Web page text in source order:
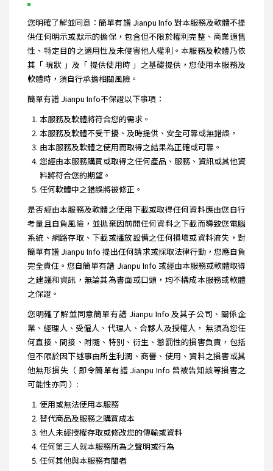
您明確了解並同意：簡單有譜 Jianpu Info 對本服務及軟體不提
供任何明示或默示的擔保，包含但不限於權利完整、商業適售
性、特定目的之適用性及未侵害他人權利。本服務及軟體乃依
其「 現狀 」及「 提供使用時 」之基礎提供，您使用本服務及
軟體時，須自行承擔相關風險。
簡單有譜 Jianpu Info不保證以下事項：
本服務及軟體將符合您的需求。
本服務及軟體不受干擾、及時提供、安全可靠或無錯誤，
由本服務及軟體之使用而取得之結果為正確或可靠。
您經由本服務購買或取得之任何產品、服務、資訊或其他資
料將符合您的期望。
任何軟體中之錯誤將被修正。
是否經由本服務及軟體之使用下載或取得任何資料應由您自行
考量且自負風險，並拋棄因前開任何資料之下載而導致您電腦
系統、網路存取、下載或播放設備之任何損壞或資料流失，對
簡單有譜 Jianpu Info 提出任何請求或採取法律行動，您應自負
完全責任。您自簡單有譜 Jianpu Info 或經由本服務或軟體取得
之建議和資訊，無論其為書面或口頭，均不構成本服務或軟體
之保證。
您明確了解並同意簡單有譜 Jianpu Info 及其子公司、關係企
業、經理人、受僱人、代理人、合夥人及授權人， 無須為您任
何直接、間接、附隨、特別、衍生、懲罰性的損害負責，包括
但不限於因下述事由所生利潤、商譽、使用、資料之損害或其
他無形損失（ 即令簡單有譜 Jianpu Info 曾被告知該等損害之
可能性亦同 ）:
使用或無法使用本服務
替代商品及服務之購買成本
他人未經授權存取或修改您的傳輸或資料
任何第三人就本服務所為之聲明或行為
任何其他與本服務有關者